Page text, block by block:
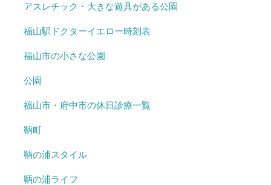
アスレチック・大きな遊具がある公園
福山駅ドクターイエロー時刻表
福山市の小さな公園
公園
福山市・府中市の休日診療一覧
鞆町
鞆の浦スタイル
鞆の浦ライフ